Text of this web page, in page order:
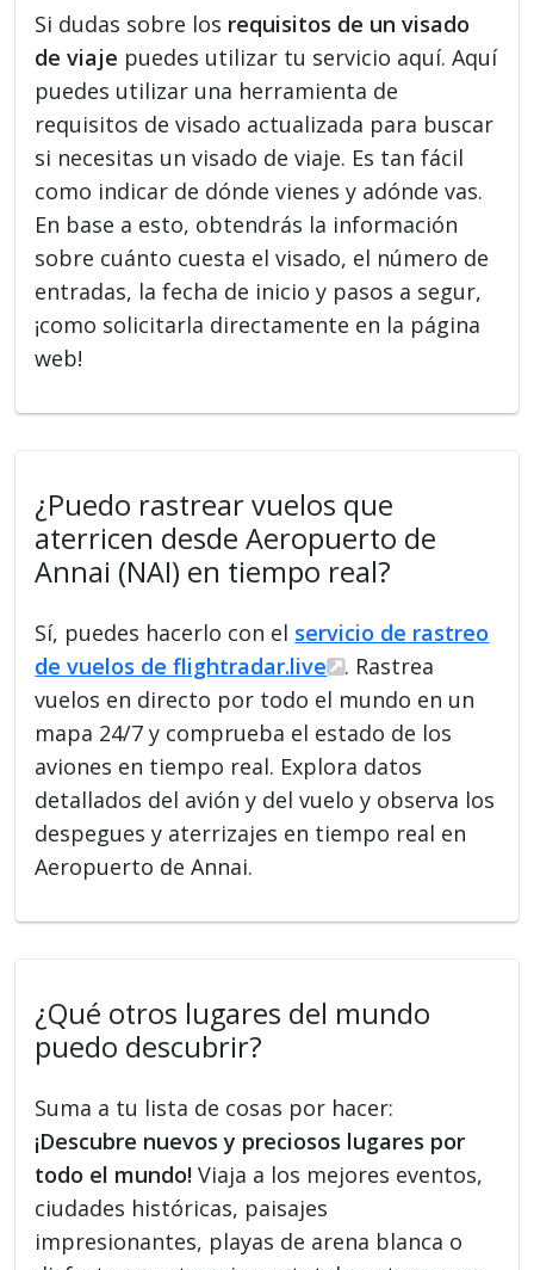
Si dudas sobre los requisitos de un visado
de viaje puedes utilizar tu servicio aquí. Aquí
puedes utilizar una herramienta de
requisitos de visado actualizada para buscar
si necesitas un visado de viaje. Es tan fácil
como indicar de dónde vienes y adónde vas.
En base a esto, obtendrás la información
sobre cuánto cuesta el visado, el número de
entradas, la fecha de inicio y pasos a segur,
¡como solicitarla directamente en la página
web!
¿Puedo rastrear vuelos que
aterricen desde Aeropuerto de
Annai (NAI) en tiempo real?
Sí, puedes hacerlo con el servicio de rastreo
de vuelos de flightradar.live
. Rastrea
vuelos en directo por todo el mundo en un
mapa 24/7 y comprueba el estado de los
aviones en tiempo real. Explora datos
detallados del avión y del vuelo y observa los
despegues y aterrizajes en tiempo real en
Aeropuerto de Annai.
¿Qué otros lugares del mundo
puedo descubrir?
Suma a tu lista de cosas por hacer:
¡Descubre nuevos y preciosos lugares por
todo el mundo! Viaja a los mejores eventos,
ciudades históricas, paisajes
impresionantes, playas de arena blanca o